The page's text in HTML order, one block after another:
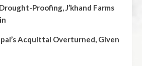
Proofing, J’khand Farms
Acquittal Overturned, Given